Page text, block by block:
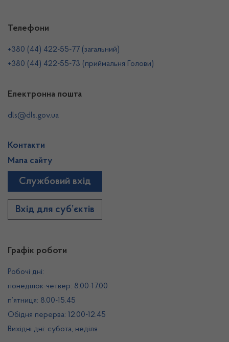
Графік роботи
Робочі дні:
понеділок-четвер: 8.00-17.00
п’ятниця: 8.00-15.45
Обідня перерва: 12.00-12.45
Вихідні дні: субота, неділя
Телефони
+380 (44) 422-55-77 (загальний)
+380 (44) 422-55-73 (приймальня Голови)
Електронна пошта
dls@dls.gov.ua
Контакти
Мапа сайту
Службовий вхід
Вхід для суб’єктів